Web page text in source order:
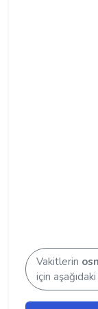
Vakitlerin
için